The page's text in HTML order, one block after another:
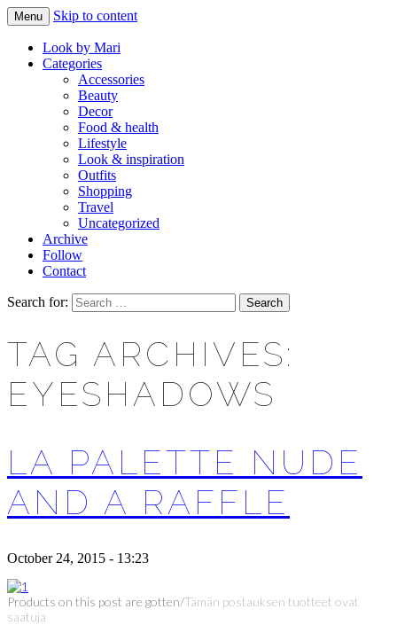
LOOK BY MARI
Makeup & beauty blog
Menu Skip to content
Look by Mari
Categories
Accessories
Beauty
Decor
Food & health
Lifestyle
Look & inspiration
Outfits
Shopping
Travel
Uncategorized
Archive
Follow
Contact
Search for:
TAG ARCHIVES:
EYESHADOWS
LA PALETTE NUDE
AND A RAFFLE
October 24, 2015 - 13:23
Products on this post are gotten/Tämän postauksen tuotteet ovat
saatuja